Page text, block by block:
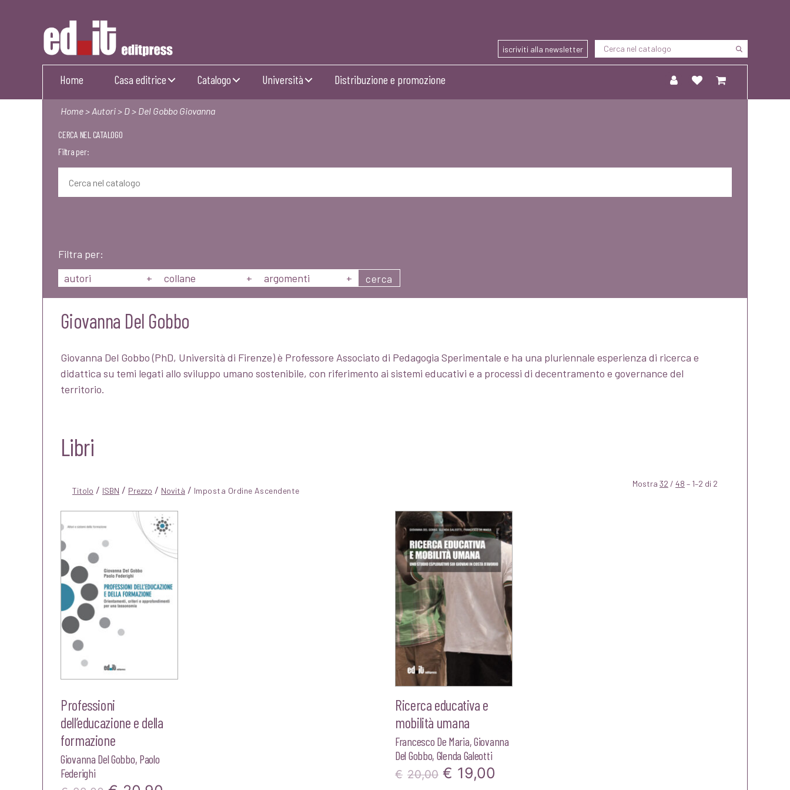
Editpress
iscriviti alla newsletter
Home Casa editrice Catalogo Università Distribuzione e promozione
Home> Autori> D> Del Gobbo Giovanna
CERCA NEL CATALOGO
Filtra per:
Filtra per:
autori
+ collane + argomenti + cerca
Giovanna Del Gobbo
Giovanna Del Gobbo (PhD, Università di Firenze) è Professore Associato di Pedagogia Sperimentale e ha una pluriennale esperienza di ricerca e
didattica su temi legati allo sviluppo umano sostenibile, con riferimento ai sistemi educativi e a processi di decentramento e governance del
territorio.
Libri
Titolo / ISBN / Prezzo / Novità / Mostra 32 / 48 – 1–2 di 2
Professioni
dell’educazione e della
formazione
Giovanna Del Gobbo, Paolo
Federighi
Ricerca educativa e
mobilità umana
Francesco De Maria,Giovanna
Del Gobbo, Glenda Galeotti
€ 20,00 Il
€ 19,00